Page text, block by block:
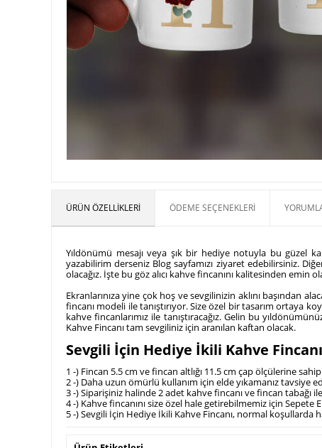
ÜRÜN ÖZELLIKLERI ÖDEME SEÇENEKLERI
Yıldönümü mesajı veya şık bir hediye notuyla bu güzel
yazabilirim derseniz Blog sayfamızı ziyaret edebilirsiniz.
olacağız. İşte bu göz alıcı kahve fincanını kalitesinden
Ekranlarınıza yine çok hoş ve sevgilinizin aklını başından
fincanı modeli ile tanıştırıyor. Size özel bir tasarım ortaya
kahve fincanlarımız ile tanıştıracağız. Gelin bu
Kahve Fincanı tam sevgiliniz için aranılan kaftan olacak.
Sevgili İçin Hediye İkili Kahve
1 -) Fincan 5.5 cm ve fincan altlığı 11.5 cm çap ölçülerine
2 -) Daha uzun ömürlü kullanım için elde yıkamanız tavsiye
3 -) Siparişiniz halinde 2 adet kahve fincanı ve fincan tabağı
4 -) Kahve fincanını size özel hale getirebilmemiz için
5 -) Sevgili İçin Hediye İkili Kahve Fincanı, normal